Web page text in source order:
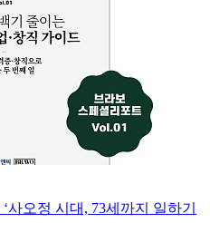
사오정 시대, 73세까지 일하기